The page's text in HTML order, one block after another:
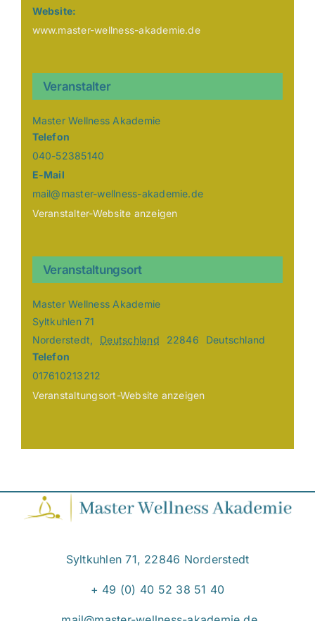
Website:
www.master-wellness-akademie.de
Veranstaltungsort
Master Wellness Akademie
Syltkuhlen 71
Norderstedt, Deutschland 22846
Deutschland
Telefon
017610213212
Veranstaltungsort-Website anzeigen
Veranstalter
Master Wellness Akademie
Telefon
040-52385140
E-Mail
mail@master-wellness-akademie.de
Veranstalter-Website anzeigen
Syltkuhlen 71, 22846 Norderstedt
+ 49 (0) 40 52 38 51 40